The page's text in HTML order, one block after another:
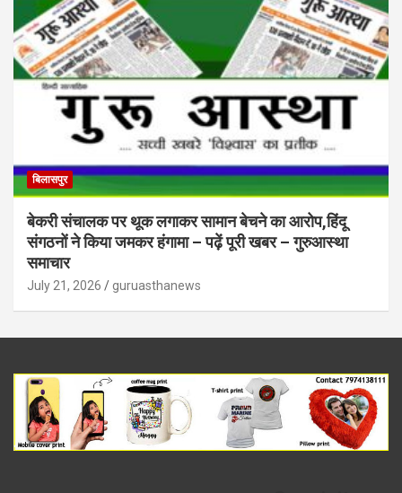
बिलासपुर
बेकरी संचालक पर थूक लगाकर सामान बेचने का आरोप,हिंदू
संगठनों ने किया जमकर हंगामा – पढ़ें पूरी खबर – गुरुआस्था
समाचार
July 21, 2026 guruasthanews